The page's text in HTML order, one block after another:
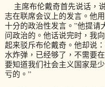
主席布伦戴奇首先说话，
志在联席会议上的发言。他
十分的政治性发言。”他提请
问政治的。他话说完时，我
起来驳斥布伦戴奇。他却说
水炸弹，已经够了，不需要
要知道我们社会主义国家是
亏的。”